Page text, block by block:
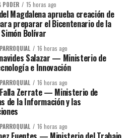
PODER 15 horas ago
Magdalena aprueba creación de
preparar el Bicentenario de la
Bolívar
16 horas ago
Salazar — Ministerio de
e Innovación
16 horas ago
Zerrate — Ministerio de
de la Información y las
16 horas ago